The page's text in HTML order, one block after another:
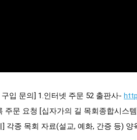
입 문의] 1.인터넷 주문 52 출판사-
문 요청 [십자가의 길 목회종합시스
각종 목회 자료(설교, 예화, 간증 등)